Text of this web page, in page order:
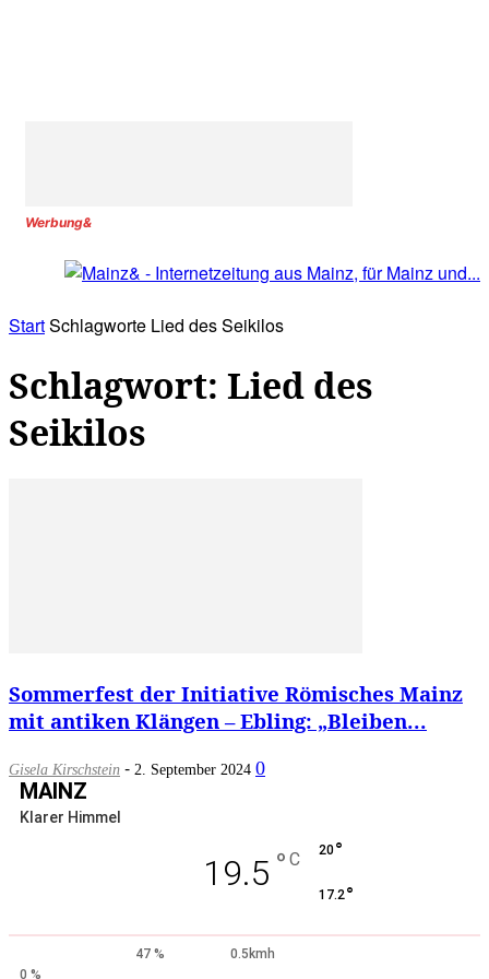
Werbung&
StartSchlagworte Lied des Seikilos
Schlagwort: Lied des
Seikilos
Sommerfest der Initiative Römisches Mainz
mit antiken Klängen – Ebling: „Bleiben...
Gisela Kirschstein - 2. September 2024 0
MAINZ
Klarer Himmel
19.5 ° C 20°
17.2°
47 %
0.5kmh
0 %